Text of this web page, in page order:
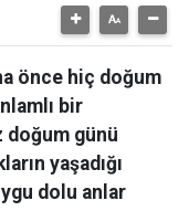
önce hiç doğum
bir
günü
yaşadığı
dolu anlar